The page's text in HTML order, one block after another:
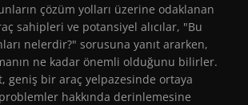
çözüm yolları üzerine odaklanan
sahipleri ve potansiyel alıcılar, "Bu
nelerdir?" sorusuna yanıt ararken,
ne kadar önemli olduğunu bilirler.
geniş bir araç yelpazesinde ortaya
hakkında derinlemesine